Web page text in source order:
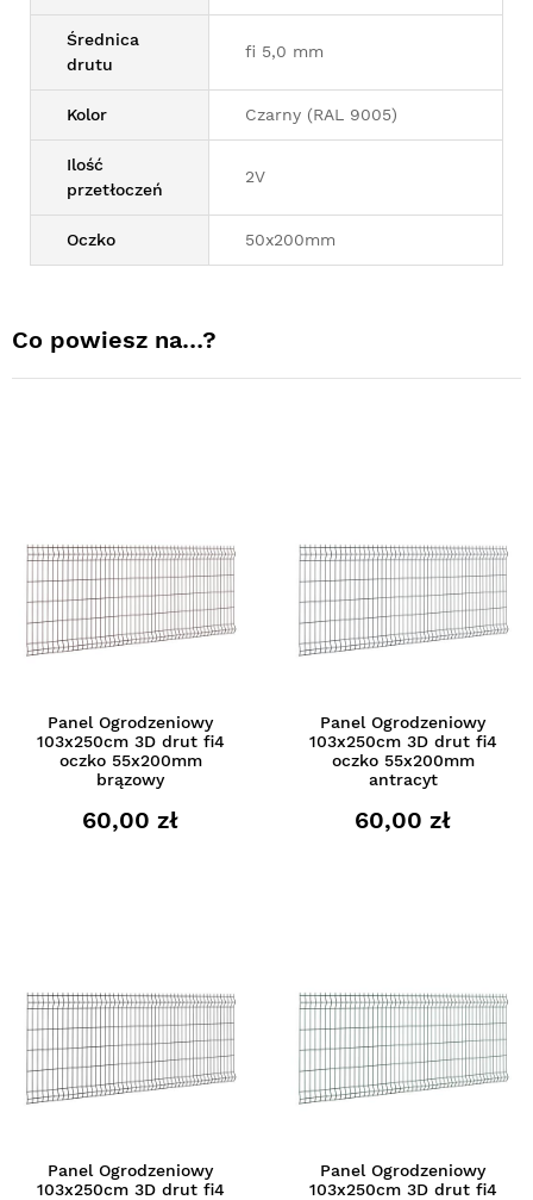
Średnica
drutu
fi 5,0 mm
Kolor Czarny (RAL 9005)
Ilość
przetłoczeń
2V
Oczko 50x200mm
Co powiesz na…?
Panel Ogrodzeniowy
103x250cm 3D drut fi4
oczko 55x200mm
brązowy
60,00 zł
Panel Ogrodzeniowy
103x250cm 3D drut fi4
oczko 55x200mm
antracyt
60,00 zł
Panel Ogrodzeniowy
103x250cm 3D drut fi4
Panel Ogrodzeniowy
103x250cm 3D drut fi4